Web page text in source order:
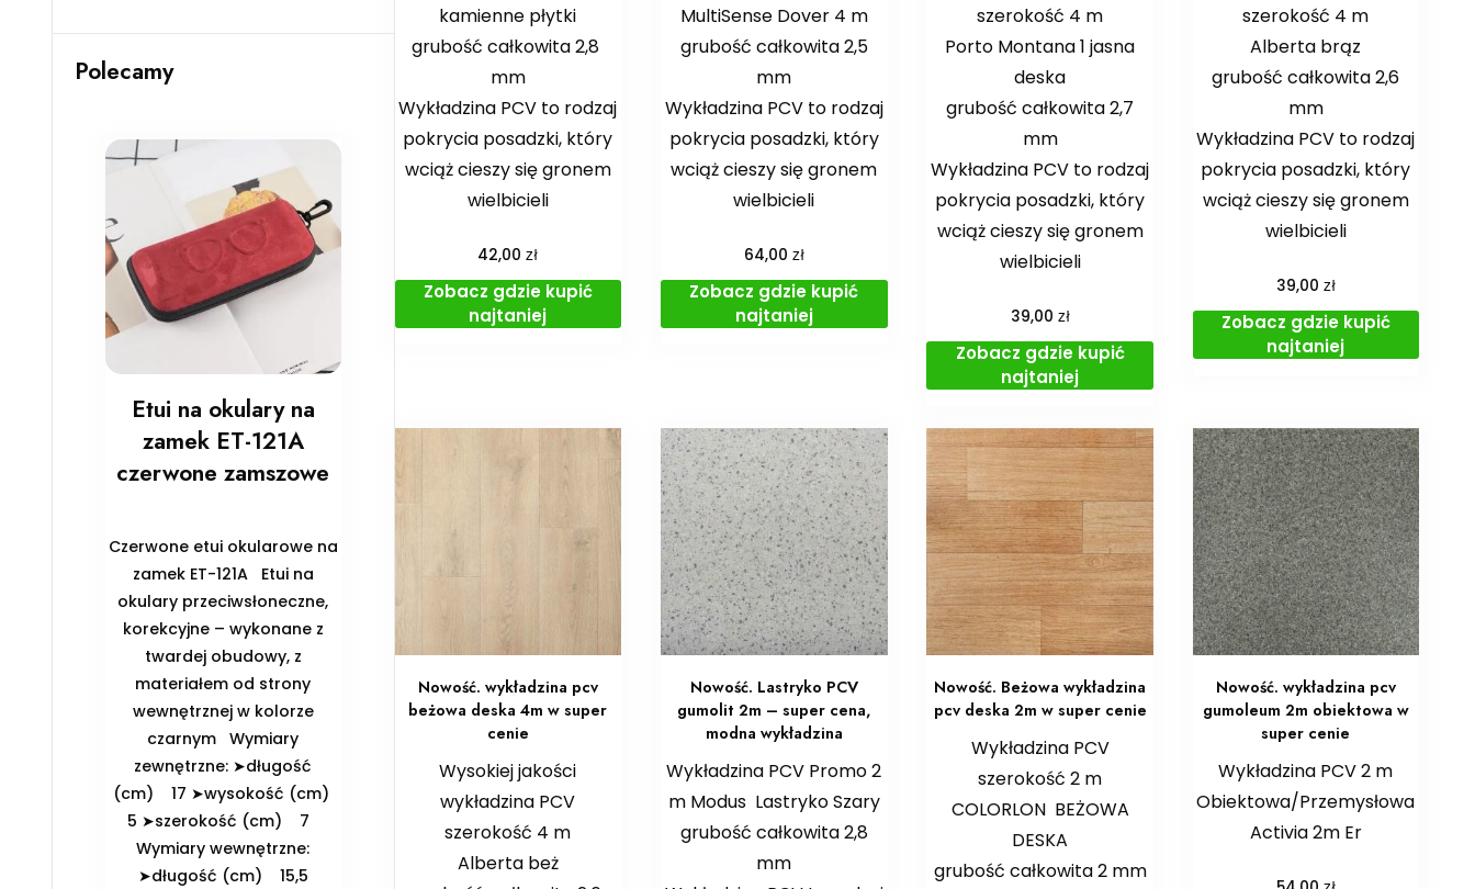
kamienne płytki
grubość całkowita 2,8
mm
Wykładzina PCV to rodzaj
pokrycia posadzki, który
wciąż cieszy się gronem
wielbicieli
42,00zł
Zobacz gdzie kupić
najtaniej
MultiSense Dover 4 m
grubość całkowita 2,5
mm
Wykładzina PCV to rodzaj
pokrycia posadzki, który
wciąż cieszy się gronem
wielbicieli
64,00 zł
Zobacz gdzie kupić
najtaniej
szerokość 4 m
Porto Montana 1 jasna
deska
grubość całkowita 2,7
mm
Wykładzina PCV to rodzaj
pokrycia posadzki, który
wciąż cieszy się gronem
wielbicieli
39,00 zł
Zobacz gdzie kupić
najtaniej
szerokość 4 m
Alberta brąz
grubość całkowita 2,6
mm
Wykładzina PCV to rodzaj
pokrycia posadzki, który
wciąż cieszy się gronem
wielbicieli
39,00 zł
Zobacz gdzie kupić
najtaniej
Nowość. wykładzina pcv
beżowa deska 4m w super
cenie
Wysokiej jakości
wykładzina PCV
szerokość 4 m
Alberta beż
Nowość. Lastryko PCV
gumolit 2m – super cena,
modna wykładzina
Wykładzina PCV Promo 2
m Modus Lastryko Szary
grubość całkowita 2,8
mm
Nowość. Beżowa wykładzina
pcv deska 2m w super cenie
Wykładzina PCV
szerokość 2 m
COLORLON BEŻOWA
DESKA
grubość całkowita 2 mm
Nowość. wykładzina pcv
gumoleum 2m obiektowa w
super cenie
Wykładzina PCV 2 m
Obiektowa/Przemysłowa
Activia 2m Er
Polecamy
Etui na okulary na
zamek ET-121A
czerwone zamszowe
Czerwone etui okularowe na
zamek ET-121A Etui na
okulary przeciwsłoneczne,
korekcyjne – wykonane z
twardej obudowy, z
materiałem od strony
wewnętrznej w kolorze
czarnym ️Wymiary
zewnętrzne: ➤długość
(cm) 17 ➤wysokość (cm)
5 ➤szerokość (cm) 7
️Wymiary wewnętrzne:
➤długość (cm) 15,5